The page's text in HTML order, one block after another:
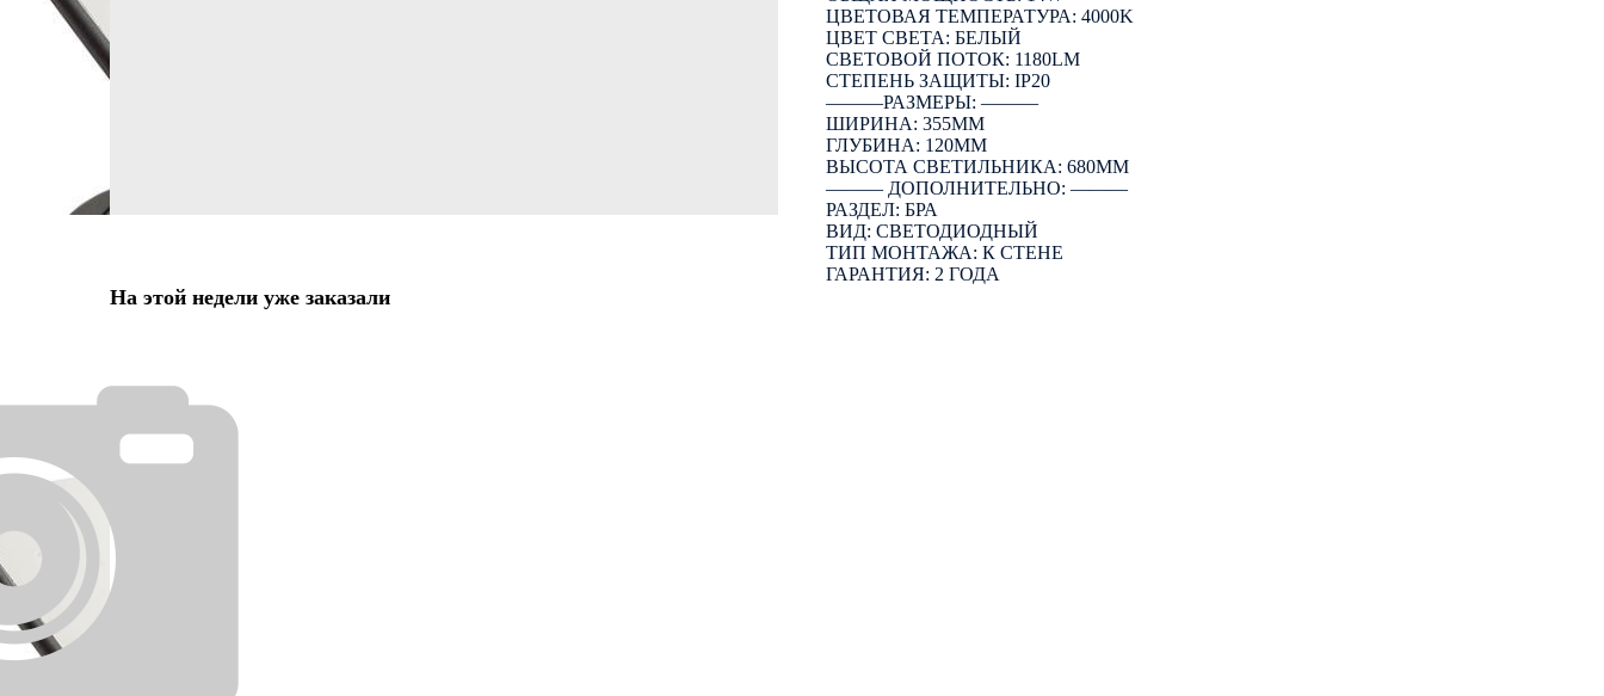
ЦВЕТОВАЯ ТЕМПЕРАТУРА: 4000K
ЦВЕТ СВЕТА: БЕЛЫЙ
СВЕТОВОЙ ПОТОК: 1180LM
СТЕПЕНЬ ЗАЩИТЫ: IP20
―――РАЗМЕРЫ: ―――
ШИРИНА: 355ММ
ГЛУБИНА: 120ММ
ВЫСОТА СВЕТИЛЬНИКА: 680ММ
――― ДОПОЛНИТЕЛЬНО: ―――
РАЗДЕЛ: БРА
ВИД: СВЕТОДИОДНЫЙ
ТИП МОНТАЖА: К СТЕНЕ
ГАРАНТИЯ: 2 ГОДА
На этой недели уже заказали